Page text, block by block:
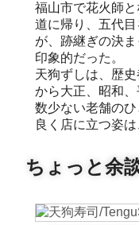
福山市で花火師
道に帰り、五代
が、跡継ぎの決
印象的だった。
天狗ずしは、歴
から大正、昭和
数少ない老舗の
良く店に立つ姿は
ちょっと余